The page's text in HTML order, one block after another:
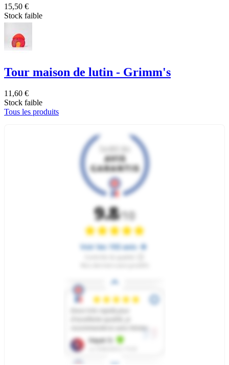
15,50 €
Stock faible
Tour maison de lutin - Grimm's
11,60 €
Stock faible
Tous les produits